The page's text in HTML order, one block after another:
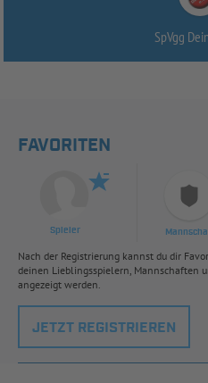
SpVgg
FAVORITEN
Spieler
Nach der Registrierung kannst du dir
deinen Lieblingsspielern, Mannschaften
angezeigt werden.
JETZT REGISTRIEREN